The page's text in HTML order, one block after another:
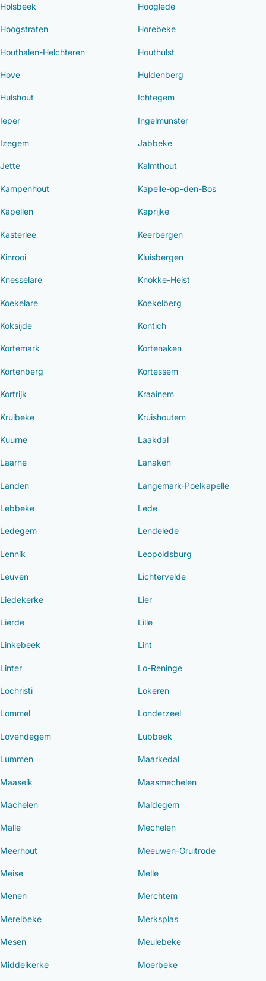
Holsbeek Hooglede
Hoogstraten Horebeke
Houthalen-Helchteren Houthulst
Hove Huldenberg
Hulshout Ichtegem
Ieper Ingelmunster
Izegem Jabbeke
Jette Kalmthout
Kampenhout Kapelle-op-den-Bos
Kapellen Kaprijke
Kasterlee Keerbergen
Kinrooi Kluisbergen
Knesselare Knokke-Heist
Koekelare Koekelberg
Koksijde Kontich
Kortemark Kortenaken
Kortenberg Kortessem
Kortrijk Kraainem
Kruibeke Kruishoutem
Kuurne Laakdal
Laarne Lanaken
Landen Langemark-Poelkapelle
Lebbeke Lede
Ledegem Lendelede
Lennik Leopoldsburg
Leuven Lichtervelde
Liedekerke Lier
Lierde Lille
Linkebeek Lint
Linter Lo-Reninge
Lochristi Lokeren
Lommel Londerzeel
Lovendegem Lubbeek
Lummen Maarkedal
Maaseik Maasmechelen
Machelen Maldegem
Malle Mechelen
Meerhout Meeuwen-Gruitrode
Meise Melle
Menen Merchtem
Merelbeke Merksplas
Mesen Meulebeke
Middelkerke Moerbeke